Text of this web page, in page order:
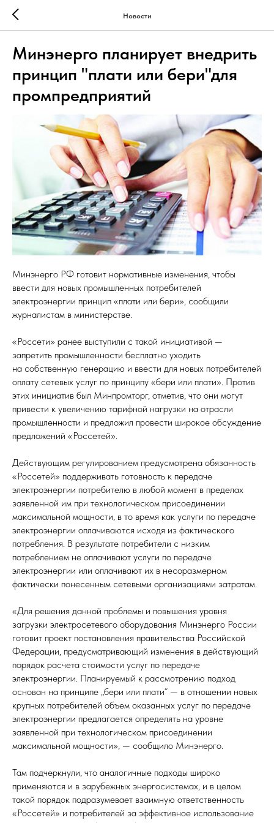
Новости
Минэнерго планирует внедрить
принцип "плати или бери"для
промпредприятий
Минэнерго РФ готовит нормативные изменения, чтобы
ввести для новых промышленных потребителей
электроэнергии принцип «плати или бери», сообщили
журналистам в министерстве.
«Россети» ранее выступили с такой инициативой —
запретить промышленности бесплатно уходить
на собственную генерацию и ввести для новых потребителей
оплату сетевых услуг по принципу «бери или плати». Против
этих инициатив был Минпромторг, отметив, что они могут
привести к увеличению тарифной нагрузки на отрасли
промышленности и предложил провести широкое обсуждение
предложений «Россетей».
Действующим регулированием предусмотрена обязанность
«Россетей» поддерживать готовность к передаче
электроэнергии потребителю в любой момент в пределах
заявленной им при технологическом присоединении
максимальной мощности, в то время как услуги по передаче
электроэнергии оплачиваются исходя из фактического
потребления. В результате потребители с низким
потреблением не оплачивают услуги по передаче
электроэнергии или оплачивают их в несоразмерном
фактически понесенным сетевыми организациями затратам.
«Для решения данной проблемы и повышения уровня
загрузки электросетевого оборудования Минэнерго России
готовит проект постановления правительства Российской
Федерации, предусматривающий изменения в действующий
порядок расчета стоимости услуг по передаче
электроэнергии. Планируемый к рассмотрению подход
основан на принципе „бери или плати“ — в отношении новых
крупных потребителей объем оказанных услуг по передаче
электроэнергии предлагается определять на уровне
заявленной при технологическом присоединении
максимальной мощности», — сообщило Минэнерго.
Там подчеркнули, что аналогичные подходы широко
применяются и в зарубежных энергосистемах, и в целом
такой порядок подразумевает взаимную ответственность
«Россетей» и потребителей за эффективное использование